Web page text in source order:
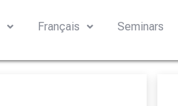
Français Seminars